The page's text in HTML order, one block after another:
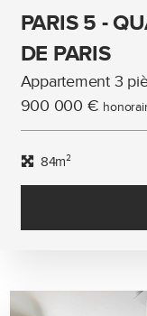
PARIS 5 -
DE PARIS
Appartement 3
900 000 €
84m²